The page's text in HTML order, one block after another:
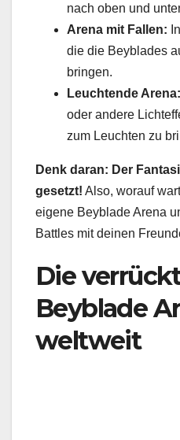
nach oben und
Arena mit Fallen:
die die Beyblades
bringen.
Leuchtende Arena:
oder andere
zum Leuchten zu
Denk daran: Der
gesetzt! Also, worauf
eigene Beyblade Arena
Battles mit deinen
Die
Beyblade
weltweit